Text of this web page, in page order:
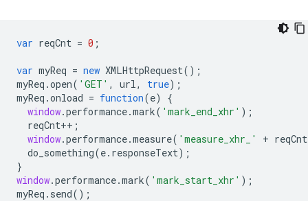
var reqCnt = 0 ;
var myReq = new XMLHttpRequest();
myReq .open( 'GET' , url, true);
myReq .onload = function(e)
{
window.performance.mark( 'mark_end_xhr' );
reqCnt++ ;
window.performance.measure( 'measure_xhr_' + reqCnt
do_something(e. responseText);
}
window.performance.mark( 'mark_start_xhr' );
myReq . send();